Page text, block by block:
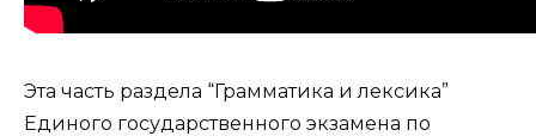
Эта часть раздела “Грамматика и лексика”
Единого государственного экзамена по